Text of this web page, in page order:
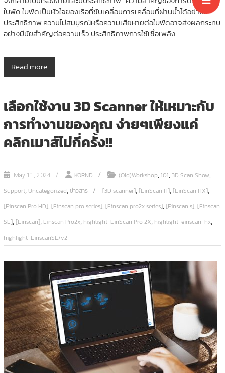
ใบพัด ใบพัดเป็นหัวใจของเรือที่ขับเคลื่อนการเคลื่อนที่ผ่านน้ำได้อย่างมี
ประสิทธิภาพ ความไม่สมบูรณ์หรือความเสียหายต่อใบพัดอาจส่งผลกระทบ
อย่างมีนัยสำคัญต่อความเร็ว ประสิทธิภาพการใช้เชื้อเพลิง
Read more
เลือกใช้งาน 3D Scanner ให้เหมาะกับ
การทำงานของคุณ ง่ายๆเพียงแค่
คลิกเมาส์ไม่กี่ครั้ง!!
May 11, 2024 KORND (Old)Workshop,101,3D Scan Show,
Support, Uncategorized,ข่าวสาร [3D scanner],[EinScan H],[EinScan HX],
[Einscan Pro HD],[Einscan pro series],[Einscan pro2x series],[Einscan s],[Einscan
SE],[Einscan], Einscan Pro2x, highlight-EinScan Pro 2X, highlight-einscan-hx,
highlight-EinscanSE/v2